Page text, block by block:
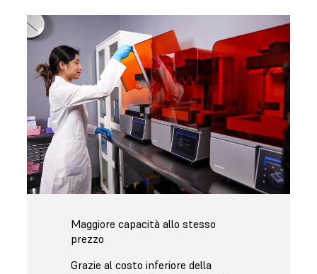
Maggiore capacità allo stesso
prezzo
Grazie al costo inferiore della